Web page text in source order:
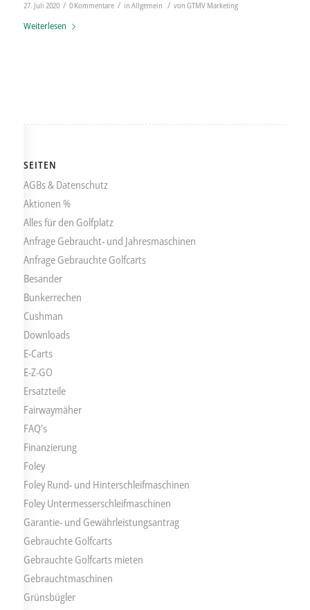
27. Juli 2020 / 0 Kommentare / in Allgemein / von GTMV Marketing
Weiterlesen
SEITEN
AGBs & Datenschutz
Aktionen %
Alles für den Golfplatz
Anfrage Gebraucht- und Jahresmaschinen
Anfrage Gebrauchte Golfcarts
Besander
Bunkerrechen
Cushman
Downloads
E-Carts
E-Z-GO
Ersatzteile
Fairwaymäher
FAQ’s
Finanzierung
Foley
Foley Rund- und Hinterschleifmaschinen
Foley Untermesserschleifmaschinen
Garantie- und Gewährleistungsantrag
Gebrauchte Golfcarts
Gebrauchte Golfcarts mieten
Gebrauchtmaschinen
Grünsbügler